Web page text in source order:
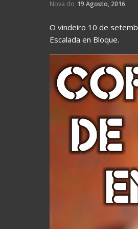
Nova do 19 Agosto, 2016
O vindeiro 10 de
Escalada en Bloque.